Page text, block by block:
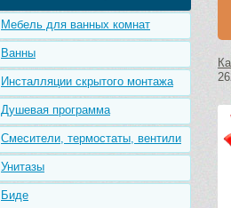
Мебель для ванных комнат
Ванны
Инсталляции скрытого монтажа
Душевая программа
Смесители, термостаты, вентили
Унитазы
Биде